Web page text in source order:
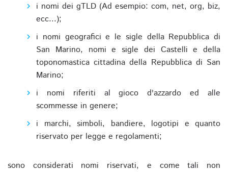
i nomi dei gTLD (Ad esempio: com, net, org, biz,
ecc...);
i nomi geografici e le sigle della Repubblica di
San Marino, nomi e sigle dei Castelli e della
toponomastica cittadina della Repubblica di San
Marino;
i nomi riferiti al gioco d'azzardo ed alle
scommesse in genere;
i marchi, simboli, bandiere, logotipi e quanto
riservato per legge e regolamenti;
sono considerati nomi riservati, e come tali non